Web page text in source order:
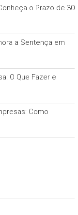
o Prazo de 30
a Sentença em
O Que Fazer e
Como